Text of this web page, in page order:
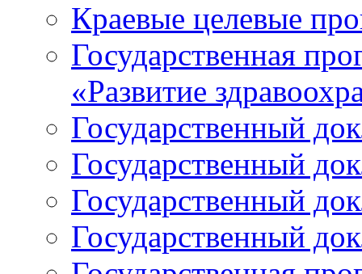
Краевые целевые
Государственная
«Развитие
Государственный
Государственный
Государственный
Государственный